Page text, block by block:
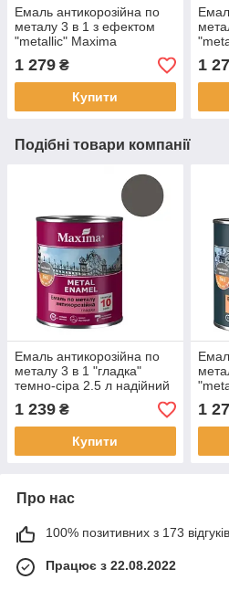
Емаль антикорозійна по
металу 3 в 1 з ефектом
"metallic" Maxima
Коричнева 2.3кг текстура
мерехтіння маскує та
вирівнює нерівності
1 279 ₴
Купити
1
Подібні товари компанії
Емаль антикорозійна по
металу 3 в 1 "гладка"
темно-сіра 2.5 л надійний
ефектом
1 239 ₴
Купити
1
Про нас
100% позитивних з 173
Працює з 22.08.2022